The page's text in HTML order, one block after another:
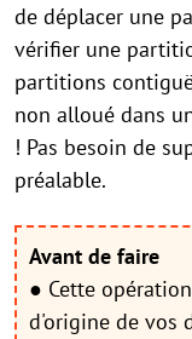
de déplacer une
vérifier une
partitions
non alloué dans
! Pas besoin de
préalable.
Avant de faire
● Cette
d'origine de vos